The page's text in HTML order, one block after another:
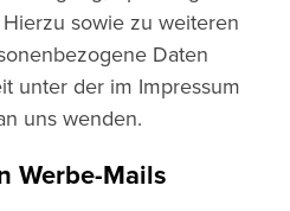
sowie zu weiteren
Daten
unter der im Impressum
uns wenden.
Werbe-Mails